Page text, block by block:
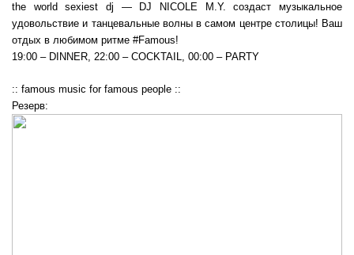
the world sexiest dj — DJ NICOLE M.Y. cоздаcт музыкальное
удовольствие и танцевальные волны в самом центре столицы! Ваш
отдых в любимом ритме #‎Famous!
19:00 – DINNER, 22:00 – COCKTAIL, 00:00 – PARTY
:: famous music for famous people ::
Резерв: